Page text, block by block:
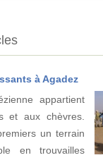
à Agadez
appartient
et aux chèvres.
un terrain
en trouvailles